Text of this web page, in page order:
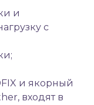
и
с
и якорный
входят в